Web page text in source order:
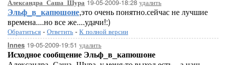
Александра_Саша_Шура 19-05-2009-18:28 удалить
Эльф_в_капюшоне,это очень понятно.сейчас не лучшие
времена....но все же....удачи!:)
Обратиться - Ответить - К полной версии
Innes 19-05-2009-19:51 удалить
Исходное сообщение Эльф_в_капюшоне